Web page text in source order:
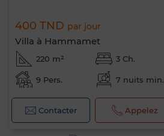
400 TND par jour
Villa à Hammamet
220 m² 3 Ch.
9 Pers. 7 nuits min.
Contacter Appelez